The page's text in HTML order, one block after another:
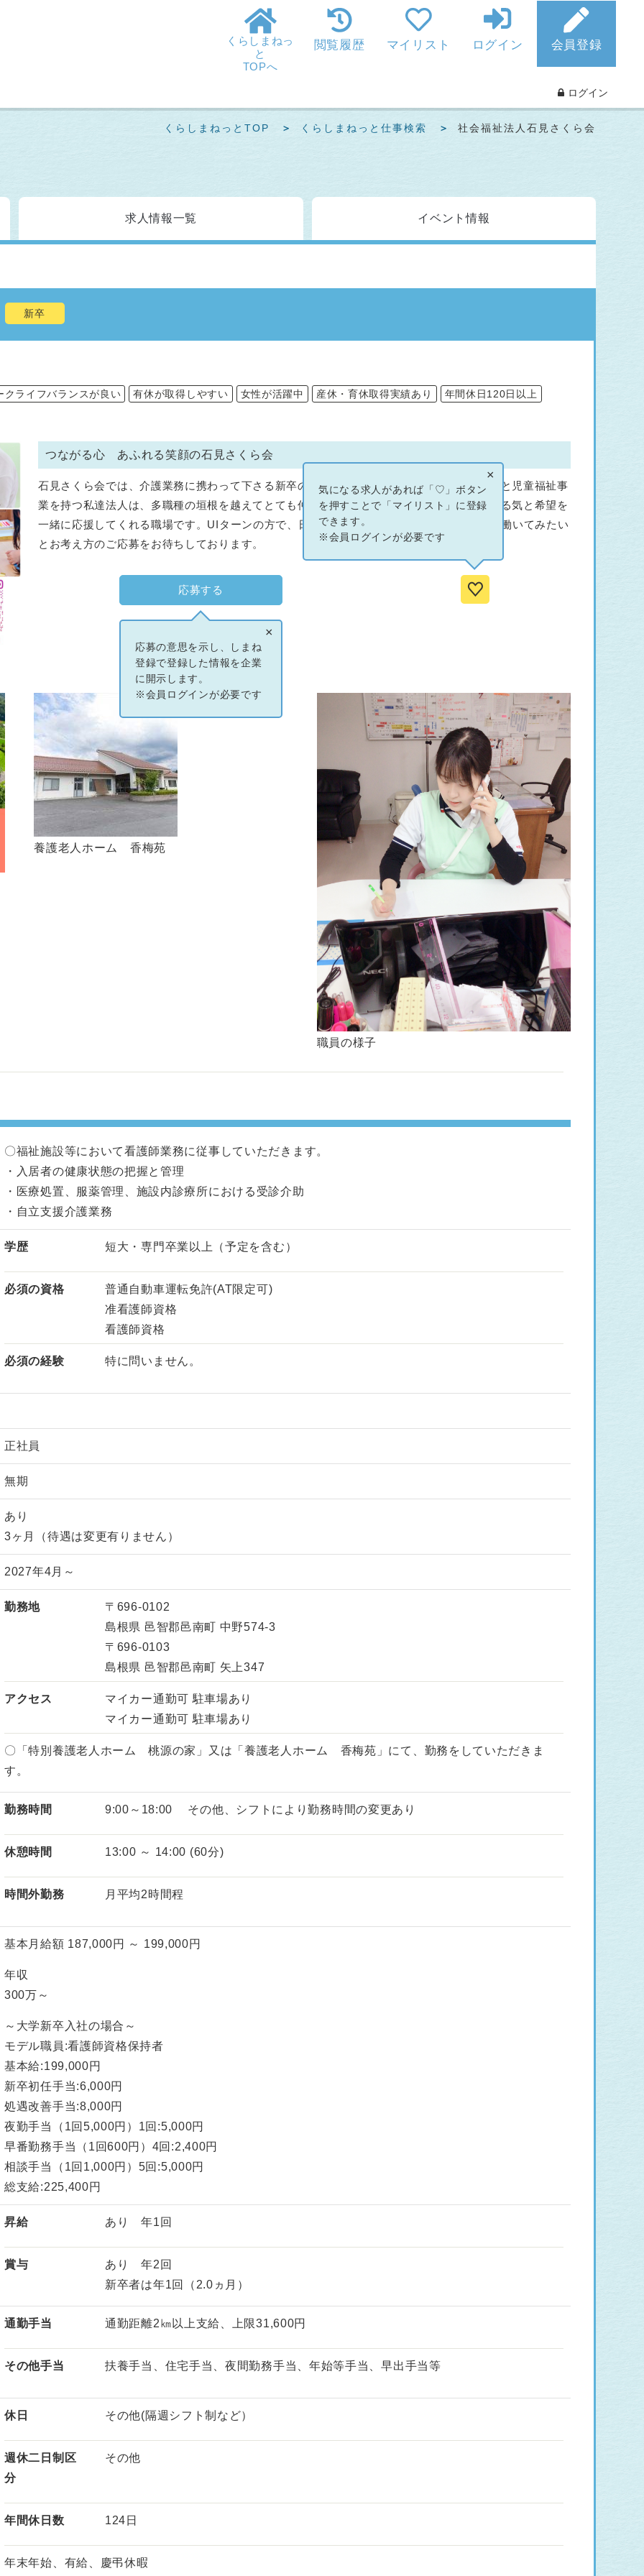
くらしまねっ
と
TOPへ
閲覧履歴 マイリスト ログイン 会員登録
ログイン
くらしまねっとTOP くらしまねっと仕事検索 社会福祉法人石見さくら会
求人情報一覧 イベント情報
新卒
クライフバランスが良い 有休が取得しやすい 女性が活躍中 産休・育休取得実績あり 年間休日120日以上
つながる心 あふれる笑顔の石見さくら会
石見さくら会では、介護業務に携わって下さる新卒の方を募集しています。高齢者福祉事業と児童福祉事
業を持つ私達法人は、多職種の垣根を越えてとても仲が良く、自分の声を形にしやすく、やる気と希望を
一緒に応援してくれる職場です。UIターンの方で、日本一の子育て村を目指す「邑南町」で働いてみたい
とお考え方のご応募をお待ちしております。
応募する
×
応募の意思を示し、しまね
登録で登録した情報を企業
に開示します。
※会員ログインが必要です
×
気になる求人があれば「♡」ボタン
を押すことで「マイリスト」に登録
できます。
※会員ログインが必要です
養護老人ホーム 香梅苑
職員の様子
〇福祉施設等において看護師業務に従事していただきます。
・入居者の健康状態の把握と管理
・医療処置、服薬管理、施設内診療所における受診介助
・自立支援介護業務
学歴 短大・専門卒業以上（予定を含む）
必須の資格
普通自動車運転免許(AT限定可)
准看護師資格
看護師資格
必須の経験 特に問いません。
正社員
無期
あり
3ヶ月（待遇は変更有りません）
2027年4月～
勤務地
〒696-0102
島根県 邑智郡邑南町 中野574-3
〒696-0103
島根県 邑智郡邑南町 矢上347
アクセス
マイカー通勤可 駐車場あり
マイカー通勤可 駐車場あり
〇「特別養護老人ホーム 桃源の家」又は「養護老人ホーム 香梅苑」にて、勤務をしていただきま
す。
勤務時間 9:00～18:00 その他、シフトにより勤務時間の変更あり
休憩時間 13:00 ～ 14:00 (60分)
時間外勤務 月平均2時間程
基本月給額 187,000円 ～ 199,000円
年収
300万～
～大学新卒入社の場合～
モデル職員:看護師資格保持者
基本給:199,000円
新卒初任手当:6,000円
処遇改善手当:8,000円
夜勤手当（1回5,000円）1回:5,000円
早番勤務手当（1回600円）4回:2,400円
相談手当（1回1,000円）5回:5,000円
総支給:225,400円
昇給 あり 年1回
賞与
あり 年2回
新卒者は年1回（2.0ヵ月）
通勤手当 通勤距離2㎞以上支給、上限31,600円
その他手当 扶養手当、住宅手当、夜間勤務手当、年始等手当、早出手当等
休日 その他(隔週シフト制など）
週休二日制区
分
その他
年間休日数 124日
年末年始、有給、慶弔休暇